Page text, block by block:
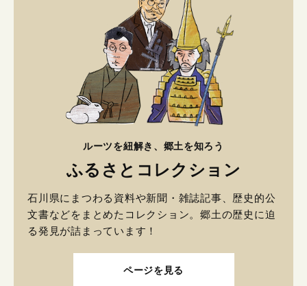
ルーツを紐解き、郷土を知ろう
ふるさとコレクション
石川県にまつわる資料や新聞・雑誌記事、歴史的公
文書などをまとめたコレクション。郷土の歴史に迫
る発見が詰まっています！
ページを見る